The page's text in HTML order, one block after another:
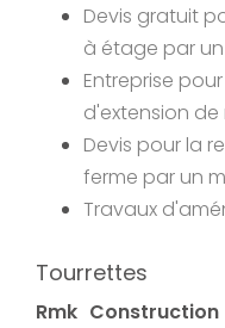
Devis gratuit
à étage par
Entreprise
d'extension
Devis pour la
ferme par un
Travaux
Tourrettes
Rmk Construction